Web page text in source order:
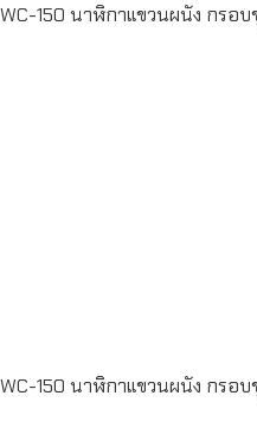
WC-150 นาฬิกาแขวนผนัง กรอบ
WC-150 นาฬิกาแขวนผนัง กรอบ